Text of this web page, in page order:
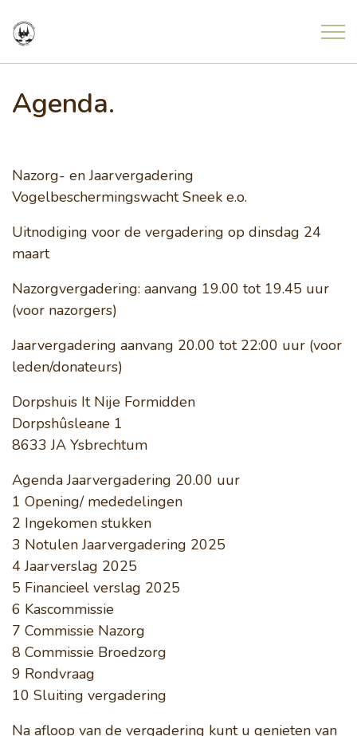
Home
Meldingen uit de natuur
Agenda
Project Freonen fan de Greide
Contact
Nazorg en broedzorg
Vogelwacht
Help mee
Lid worden
Doneren
Agenda.
Nazorg- en Jaarvergadering
Vogelbeschermingswacht Sneek e.o.
Uitnodiging voor de vergadering op dinsdag 24
maart
Nazorgvergadering: aanvang 19.00 tot 19.45 uur
(voor nazorgers)
Jaarvergadering aanvang 20.00 tot 22:00 uur (voor
leden/donateurs)
Dorpshuis It Nije Formidden
Dorpshûsleane 1
8633 JA Ysbrechtum
Agenda Jaarvergadering 20.00 uur
1 Opening/ mededelingen
2 Ingekomen stukken
3 Notulen Jaarvergadering 2025
4 Jaarverslag 2025
5 Financieel verslag 2025
6 Kascommissie
7 Commissie Nazorg
8 Commissie Broedzorg
9 Rondvraag
10 Sluiting vergadering
Na afloop van de vergadering kunt u genieten van